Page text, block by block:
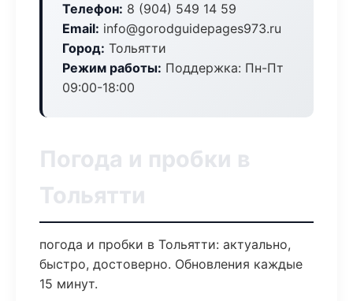
Телефон: 8 (904) 549 14 59
Email: info@gorodguidepages973.ru
Город: Тольятти
Режим работы: Поддержка: Пн-Пт
09:00-18:00
Погода и пробки в
Тольятти
погода и пробки в Тольятти: актуально,
быстро, достоверно. Обновления каждые
15 минут.